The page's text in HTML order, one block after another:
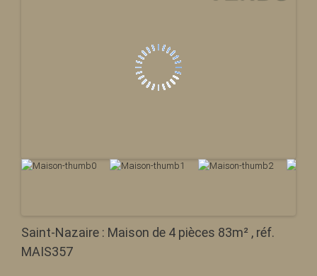
Saint-Nazaire : Maison de 4 pièces 83m² , réf.
MAIS357